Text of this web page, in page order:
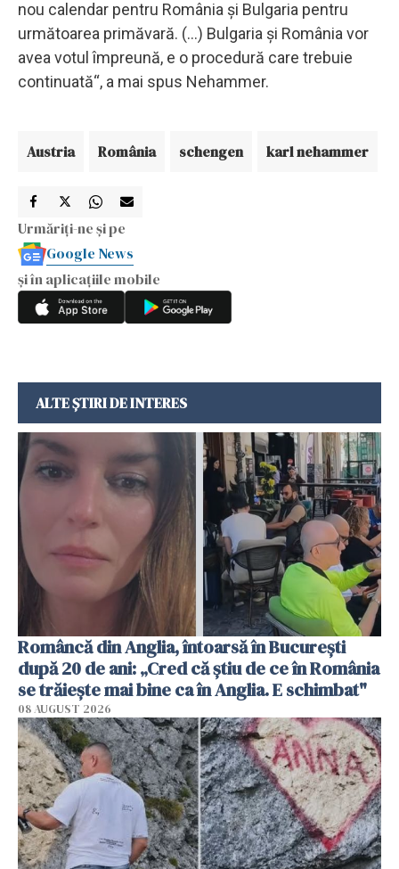
nou calendar pentru România și Bulgaria pentru
următoarea primăvară. (...) Bulgaria și România vor
avea votul împreună, e o procedură care trebuie
continuată“, a mai spus Nehammer.
Austria România schengen karl nehammer
Urmăriți-ne și pe
Google News
și în aplicațiile mobile
ALTE ȘTIRI DE INTERES
Româncă din Anglia, întoarsă în București
după 20 de ani: „Cred că știu de ce în România
se trăiește mai bine ca în Anglia. E schimbat"
08 AUGUST 2026